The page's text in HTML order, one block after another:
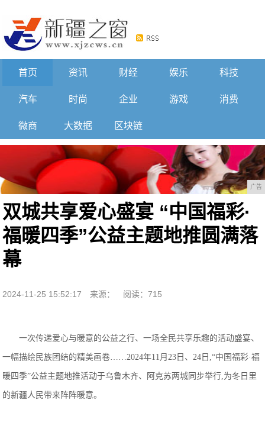
首页 资讯 财经 娱乐 科技
汽车 时尚 企业 游戏 消费
微商 大数据 区块链
广告
双城共享爱心盛宴 “中国福彩·
福暖四季”公益主题地推圆满落
幕
2024-11-25 15:52:17 来源： 阅读：715
一次传递爱心与暖意的公益之行、一场全民共享乐趣的活动盛宴、
一幅描绘民族团结的精美画卷……2024年11月23日、24日,“中国福彩·福
暖四季”公益主题地推活动于乌鲁木齐、阿克苏两城同步举行,为冬日里
的新疆人民带来阵阵暖意。